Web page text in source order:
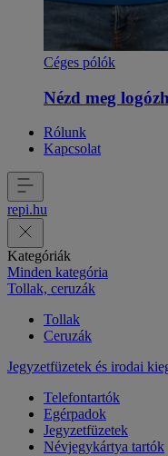
Céges pólók
Nézd meg
Rólunk
Kapcsolat
repi.hu
Kategóriák
Minden kategória
Tollak, ceruzák
Tollak
Ceruzák
Jegyzetfüzetek és irodai
Telefontartók
Egérpadok
Jegyzetfüzetek
Névjegykártya tartók